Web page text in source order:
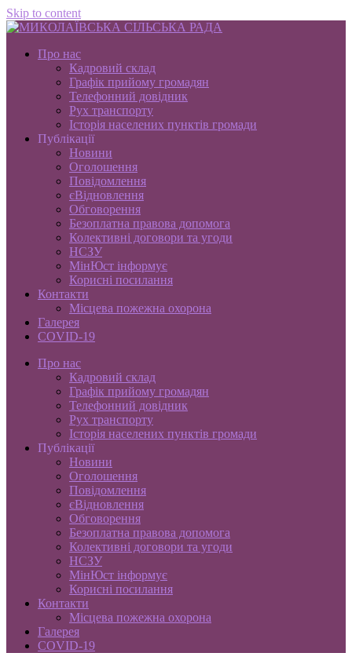
Skip to content
Про нас
Кадровий склад
Графік прийому громадян
Телефонний довідник
Рух транспорту
Історія населених пунктів громади
Публікації
Новини
Оголошення
Повідомлення
єВідновлення
Обговорення
Безоплатна правова допомога
Колективні договори та угоди
НСЗУ
МінЮст інформує
Корисні посилання
Контакти
Місцева пожежна охорона
Галерея
COVID-19
Про нас
Кадровий склад
Графік прийому громадян
Телефонний довідник
Рух транспорту
Історія населених пунктів громади
Публікації
Новини
Оголошення
Повідомлення
єВідновлення
Обговорення
Безоплатна правова допомога
Колективні договори та угоди
НСЗУ
МінЮст інформує
Корисні посилання
Контакти
Місцева пожежна охорона
Галерея
COVID-19